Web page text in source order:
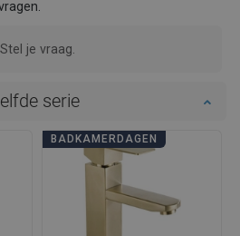
Stel je vraag.
serie
BADKAMERDAGEN